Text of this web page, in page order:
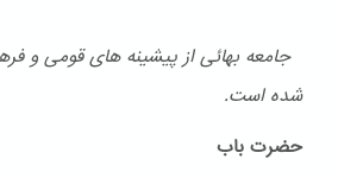
جامعه بهائی از پیشینه های قومی و
شده است.
حضرت باب